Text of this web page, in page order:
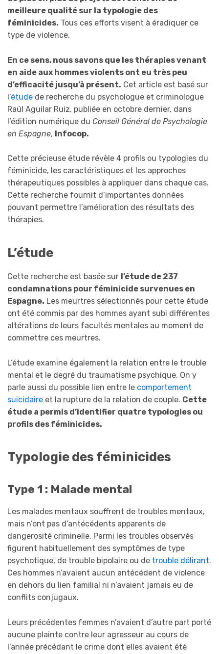
meilleure qualité sur la typologie des
féminicides. Tous ces efforts visent à éradiquer ce
type de violence.
En ce sens, nous savons que les thérapies venant
en aide aux hommes violents ont eu très peu
d’efficacité jusqu’à présent. Cet article est basé sur
l’étude de recherche du psychologue et criminologue
Raúl Aguilar Ruiz, publiée en octobre dernier, dans
l’édition numérique du Conseil Général de Psychologie
en Espagne, Infocop.
Cette précieuse étude révèle 4 profils ou typologies du
féminicide, les caractéristiques et les approches
thérapeutiques possibles à appliquer dans chaque cas.
Cette recherche fournit d’importantes données
pouvant permettre l’amélioration des résultats des
thérapies.
L’étude
Cette recherche est basée sur l’étude de 237
condamnations pour féminicide survenues en
Espagne. Les meurtres sélectionnés pour cette étude
ont été commis par des hommes ayant subi différentes
altérations de leurs facultés mentales au moment de
commettre ces meurtres.
L’étude examine également la relation entre le trouble
mental et le degré du traumatisme psychique. On y
parle aussi du possible lien entre le comportement
suicidaire et la rupture de la relation de couple. Cette
étude a permis d’identifier quatre typologies ou
profils des féminicides.
Typologie des féminicides
Type 1 : Malade mental
Les malades mentaux souffrent de troubles mentaux,
mais n’ont pas d’antécédents apparents de
dangerosité criminelle. Parmi les troubles observés
figurent habituellement des symptômes de type
psychotique, de trouble bipolaire ou de trouble délirant.
Ces hommes n’avaient aucun antécédent de violence
en dehors du lien familial ni n’avaient jamais eu de
conflits conjugaux.
Leurs précédentes femmes n’avaient d’autre part porté
aucune plainte contre leur agresseur au cours de
l’année précédant le crime dont elles avaient été